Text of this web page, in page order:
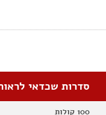
סדרות שכדאי
100 קולות